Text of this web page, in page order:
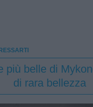
più belle di
di rara bellezza